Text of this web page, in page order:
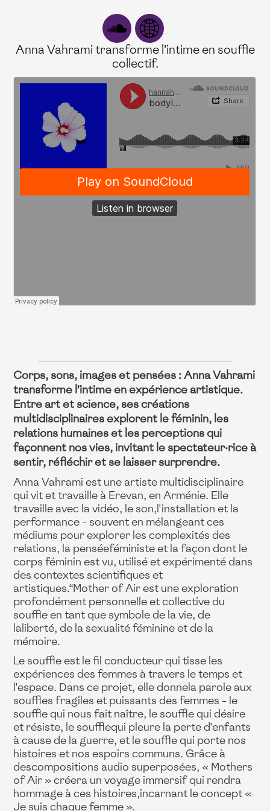
Anna Vahrami transforme l’intime en souffle
collectif.
Corps, sons, images et pensées : Anna Vahrami
transforme l’intime en expérience artistique.
Entre art et science, ses créations
multidisciplinaires explorent le féminin, les
relations humaines et les perceptions qui
façonnent nos vies, invitant le spectateur·rice à
sentir, réfléchir et se laisser surprendre.
Anna Vahrami est une artiste multidisciplinaire
qui vit et travaille à Erevan, en Arménie. Elle
travaille avec la vidéo, le son,l'installation et la
performance - souvent en mélangeant ces
médiums pour explorer les complexités des
relations, la penséeféministe et la façon dont le
corps féminin est vu, utilisé et expérimenté dans
des contextes scientifiques et
artistiques.“Mother of Air est une exploration
profondément personnelle et collective du
souffle en tant que symbole de la vie, de
laliberté, de la sexualité féminine et de la
mémoire.
Le souffle est le fil conducteur qui tisse les
expériences des femmes à travers le temps et
l'espace. Dans ce projet, elle donnela parole aux
souffles fragiles et puissants des femmes - le
souffle qui nous fait naître, le souffle qui désire
et résiste, le soufflequi pleure la perte d'enfants
à cause de la guerre, et le souffle qui porte nos
histoires et nos espoirs communs. Grâce à
descompositions audio superposées, « Mothers
of Air » créera un voyage immersif qui rendra
hommage à ces histoires,incarnant le concept «
Je suis chaque femme ».